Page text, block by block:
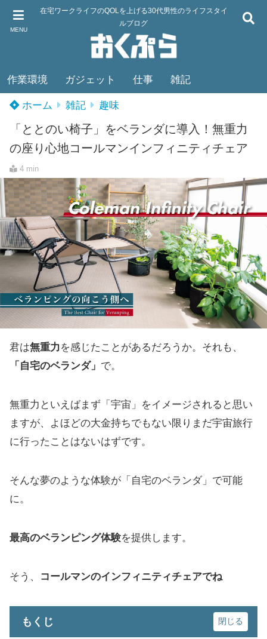
MENU
在宅ワークライフのQOLを上げる30代男性のライフスタイ
ルブログ
作業環境 ガジェット 仕事 雑記
ホーム 雑記 趣味
「ととのい椅子」をベランダに導入！無重力
の座り心地コールマンインフィニティチェア
4 min
君は無重力 を感じたことがあるだろうか。それも、
「自宅のベランダ」 で。
無重力といえばまず「宇宙」をイメージされると思い
ますが、よほどの大金持ちでもない限りまだ宇宙旅行
に行ったことはないはずです。
そんな夢のような体験が「自宅のベランダ」で可能
に。
最高のベランピング体験を提供します。
そう、 コールマンのインフィニティチェアでね
もくじ